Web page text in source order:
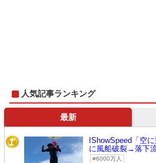
人気記事ランキング
最新
1
IShowSpeed「空
に風船破裂→落下
6000万人